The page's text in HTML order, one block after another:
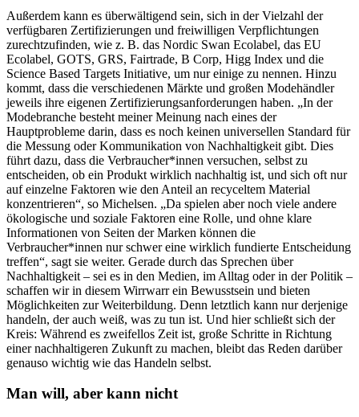
Außerdem kann es überwältigend sein, sich in der Vielzahl der
verfügbaren Zertifizierungen und freiwilligen Verpflichtungen
zurechtzufinden, wie z. B. das Nordic Swan Ecolabel, das EU
Ecolabel, GOTS, GRS, Fairtrade, B Corp, Higg Index und die
Science Based Targets Initiative, um nur einige zu nennen. Hinzu
kommt, dass die verschiedenen Märkte und großen Modehändler
jeweils ihre eigenen Zertifizierungsanforderungen haben. „In der
Modebranche besteht meiner Meinung nach eines der
Hauptprobleme darin, dass es noch keinen universellen Standard für
die Messung oder Kommunikation von Nachhaltigkeit gibt. Dies
führt dazu, dass die Verbraucher*innen versuchen, selbst zu
entscheiden, ob ein Produkt wirklich nachhaltig ist, und sich oft nur
auf einzelne Faktoren wie den Anteil an recyceltem Material
konzentrieren“, so Michelsen. „Da spielen aber noch viele andere
ökologische und soziale Faktoren eine Rolle, und ohne klare
Informationen von Seiten der Marken können die
Verbraucher*innen nur schwer eine wirklich fundierte Entscheidung
treffen“, sagt sie weiter. Gerade durch das Sprechen über
Nachhaltigkeit – sei es in den Medien, im Alltag oder in der Politik –
schaffen wir in diesem Wirrwarr ein Bewusstsein und bieten
Möglichkeiten zur Weiterbildung. Denn letztlich kann nur derjenige
handeln, der auch weiß, was zu tun ist. Und hier schließt sich der
Kreis: Während es zweifellos Zeit ist, große Schritte in Richtung
einer nachhaltigeren Zukunft zu machen, bleibt das Reden darüber
genauso wichtig wie das Handeln selbst.
Man will, aber kann nicht